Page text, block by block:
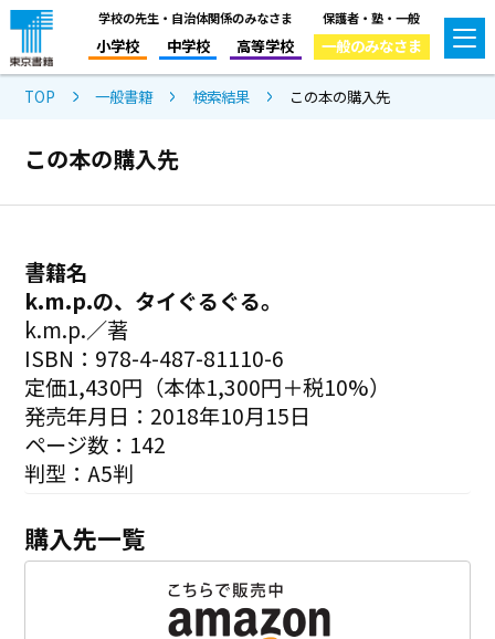
学校の先生・自治体関係のみなさま
小学校 中学校 高等学校
保護者・塾・一般
一般のみなさま
TOP 一般書籍 検索結果 この本の購入先
この本の購入先
書籍名
k.m.p.の、タイぐるぐる。
k.m.p.／著
ISBN：978-4-487-81110-6
定価1,430円（本体1,300円＋税10%）
発売年月日：2018年10月15日
ページ数：142
判型：A5判
購入先一覧